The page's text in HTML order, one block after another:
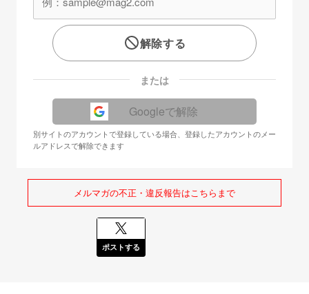
解除する
または
Googleで解除
別サイトのアカウントで登録している場合、登録したアカウントのメー
ルアドレスで解除できます
メルマガの不正・違反報告はこちらまで
ポストする